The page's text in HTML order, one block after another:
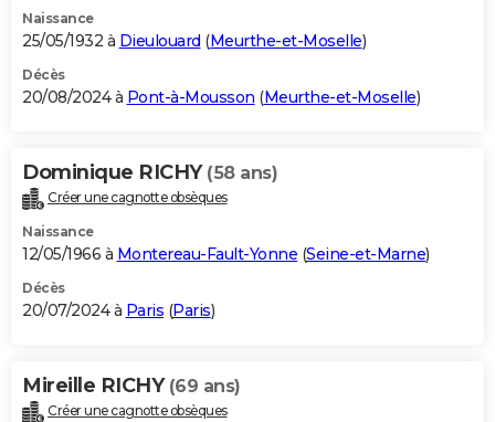
Naissance
25/05/1932 à Dieulouard (Meurthe-et-Moselle)
Décès
20/08/2024 à Pont-à-Mousson (Meurthe-et-Moselle)
Dominique RICHY (58 ans)
Créer une cagnotte obsèques
Naissance
12/05/1966 à Montereau-Fault-Yonne (Seine-et-Marne)
Décès
20/07/2024 à Paris (Paris)
Mireille RICHY (69 ans)
Créer une cagnotte obsèques